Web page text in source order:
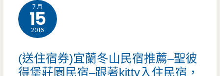
民
宿/
動
民
宿
推
薦
7 月
15
2016
(送住宿券)宜蘭冬山民宿推薦–聖彼
得堡莊園民宿–跟著kitty入住民宿，